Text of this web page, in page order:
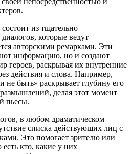
из тщательно
которые ведут
авторскими ремарками. Эти
информацию, но и создают
героев, раскрывая их внутренние
действия и слова. Например,
не быть» раскрывает глубину его
делая этот момент
пьесы.
в любом драматическом
списка действующих лиц с
Это помогает зрителю или
есть кто, какие у них